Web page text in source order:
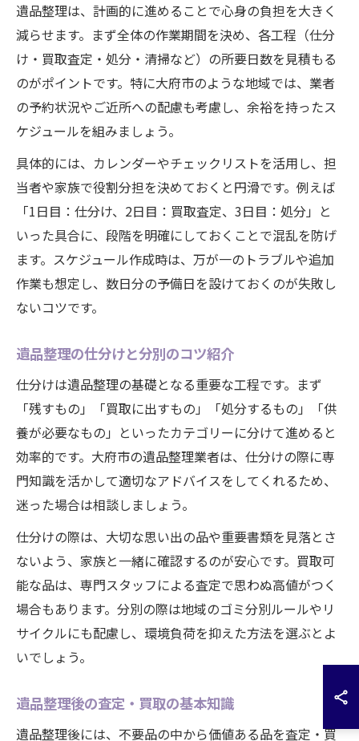
遺品整理は、計画的に進めることで心身の負担を大きく
減らせます。まず全体の作業期間を決め、各工程（仕分
け・買取査定・処分・清掃など）の所要日数を見積もる
のがポイントです。特に大府市のような地域では、業者
の予約状況やご近所への配慮も考慮し、余裕を持ったス
ケジュールを組みましょう。
具体的には、カレンダーやチェックリストを活用し、担
当者や家族で役割分担を決めておくと円滑です。例えば
「1日目：仕分け、2日目：買取査定、3日目：処分」と
いった具合に、段階を明確にしておくことで混乱を防げ
ます。スケジュール作成時は、万が一のトラブルや追加
作業も想定し、数日分の予備日を設けておくのが失敗し
ないコツです。
遺品整理の仕分けと分別のコツ紹介
仕分けは遺品整理の基礎となる重要な工程です。まず
「残すもの」「買取に出すもの」「処分するもの」「供
養が必要なもの」といったカテゴリーに分けて進めると
効率的です。大府市の遺品整理業者は、仕分けの際に専
門知識を活かして適切なアドバイスをしてくれるため、
迷った場合は相談しましょう。
仕分けの際は、大切な思い出の品や重要書類を見落とさ
ないよう、家族と一緒に確認するのが安心です。買取可
能な品は、専門スタッフによる査定で思わぬ高値がつく
場合もあります。分別の際は地域のゴミ分別ルールやリ
サイクルにも配慮し、環境負荷を抑えた方法を選ぶとよ
いでしょう。
遺品整理後の査定・買取の基本知識
遺品整理後には、不要品の中から価値ある品を査定・買